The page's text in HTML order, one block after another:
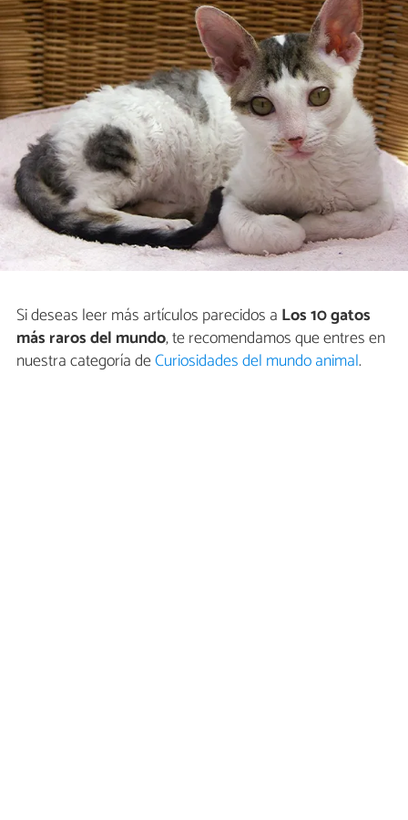
Si deseas leer más artículos parecidos a Los 10 gatos
más raros del mundo, te recomendamos que entres en
nuestra categoría deCuriosidades del mundo animal.